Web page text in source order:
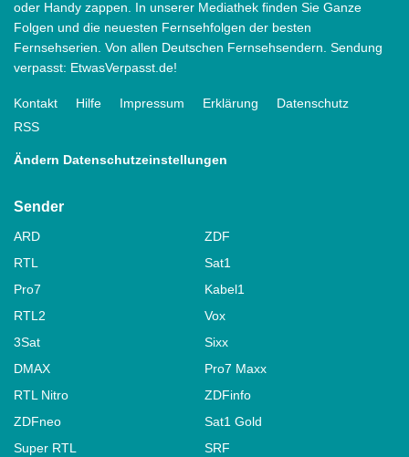
oder Handy zappen. In unserer Mediathek finden Sie Ganze
Folgen und die neuesten Fernsehfolgen der besten
Fernsehserien. Von allen Deutschen Fernsehsendern. Sendung
verpasst: EtwasVerpasst.de!
Kontakt Hilfe Impressum Erklärung
Datenschutz
RSS
Ändern Datenschutzeinstellungen
Sender
ARD
ZDF
RTL
Sat1
Pro7
Kabel1
RTL2
Vox
3Sat
Sixx
DMAX
Pro7 Maxx
RTL Nitro
ZDFinfo
ZDFneo
Sat1 Gold
Super RTL
SRF